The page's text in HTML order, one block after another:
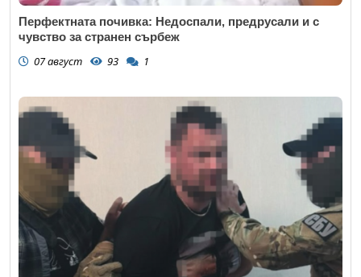
Перфектната почивка: Недоспали, предрусали и с
чувство за странен сърбеж
07 август 93 1